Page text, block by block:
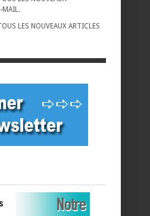
MAIL.
LES NOUVEAUX ARTICLES